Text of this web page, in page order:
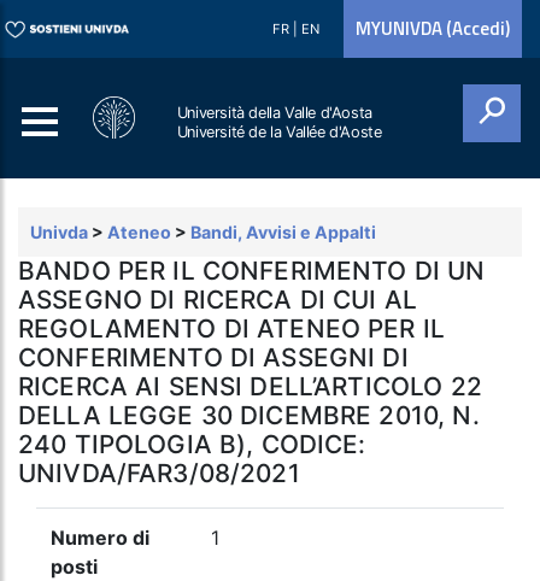
FR EN MYUNIVDA (Accedi)
Università della Valle d'Aosta
Université de la Vallée d'Aoste
Univda > Ateneo > Bandi, Avvisi e Appalti
BANDO PER IL CONFERIMENTO DI UN
ASSEGNO DI RICERCA DI CUI AL
REGOLAMENTO DI ATENEO PER IL
CONFERIMENTO DI ASSEGNI DI
RICERCA AI SENSI DELL’ARTICOLO 22
DELLA LEGGE 30 DICEMBRE 2010, N.
240 TIPOLOGIA B), CODICE:
UNIVDA/FAR3/08/2021
Numero di
posti
1